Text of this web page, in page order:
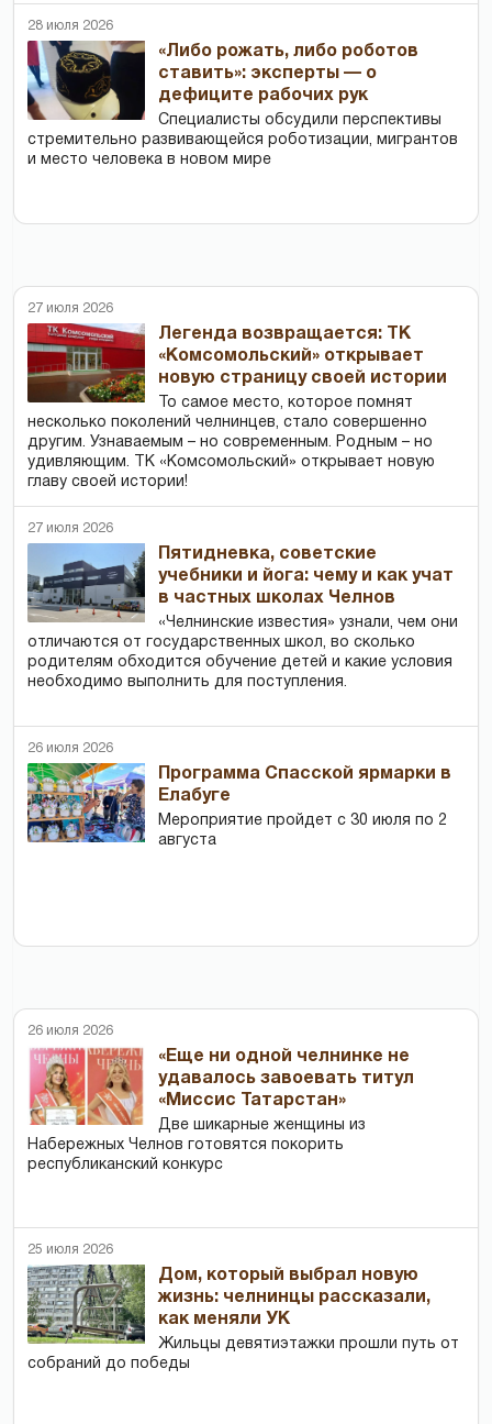
28 июля 2026
«Либо рожать, либо роботов
ставить»: эксперты — о
дефиците рабочих рук
Специалисты обсудили перспективы
стремительно развивающейся роботизации, мигрантов
и место человека в новом мире
27 июля 2026
Легенда возвращается: ТК
«Комсомольский» открывает
новую страницу своей истории
То самое место, которое помнят
несколько поколений челнинцев, стало совершенно
другим. Узнаваемым – но современным. Родным – но
удивляющим. ТК «Комсомольский» открывает новую
главу своей истории!
27 июля 2026
Пятидневка, советские
учебники и йога: чему и как учат
в частных школах Челнов
«Челнинские известия» узнали, чем они
отличаются от государственных школ, во сколько
родителям обходится обучение детей и какие условия
необходимо выполнить для поступления.
26 июля 2026
Программа Спасской ярмарки в
Елабуге
Мероприятие пройдет с 30 июля по 2
августа
26 июля 2026
«Еще ни одной челнинке не
удавалось завоевать титул
«Миссис Татарстан»
Две шикарные женщины из
Набережных Челнов готовятся покорить
республиканский конкурс
25 июля 2026
Дом, который выбрал новую
жизнь: челнинцы рассказали,
как меняли УК
Жильцы девятиэтажки прошли путь от
собраний до победы